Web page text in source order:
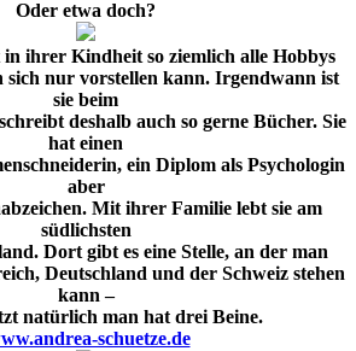
Oder etwa doch?
ihrer Kindheit so ziemlich alle Hobbys
sich nur vorstellen kann. Irgendwann ist
sie beim
deshalb auch so gerne Bücher. Sie
hat einen
ein Diplom als Psychologin
aber
Mit ihrer Familie lebt sie am
südlichsten
Dort gibt es eine Stelle, an der man
Deutschland und der Schweiz stehen
kann –
natürlich man hat drei Beine.
schuetze.de